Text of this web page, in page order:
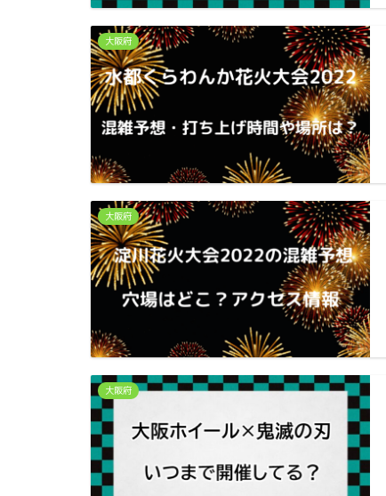
大阪府
大阪府
大阪府